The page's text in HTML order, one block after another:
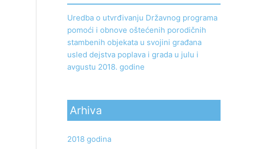
Uredba o utvrđivanju Državnog programa
pomoći i obnove oštećenih porodičnih
stambenih objekata u svojini građana
usled dejstva poplava i grada u julu i
avgustu 2018. godine
Arhiva
2018 godina